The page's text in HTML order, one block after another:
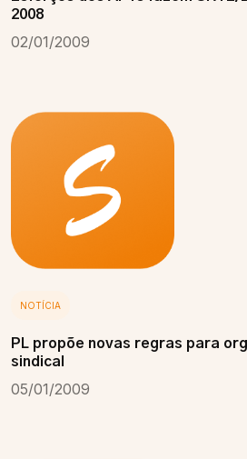
2008
02/01/2009
NOTÍCIA
PL propõe novas regras para
sindical
05/01/2009